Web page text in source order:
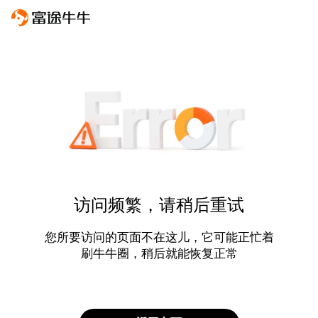
访问频繁，请稍后重试
您所要访问的页面不在这儿，它可能正忙着
刷牛牛圈，稍后就能恢复正常